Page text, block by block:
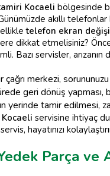
Kocaeli bölgesinde
akıllı telefonlar
telefon ekran
dikkat etmelisiniz?
Bazı servisler,
merkezi,
geri dönüş yapması,
yerinde tamir edilmesi,
servisine ihtiyaç
hayatınızı
Parça ve